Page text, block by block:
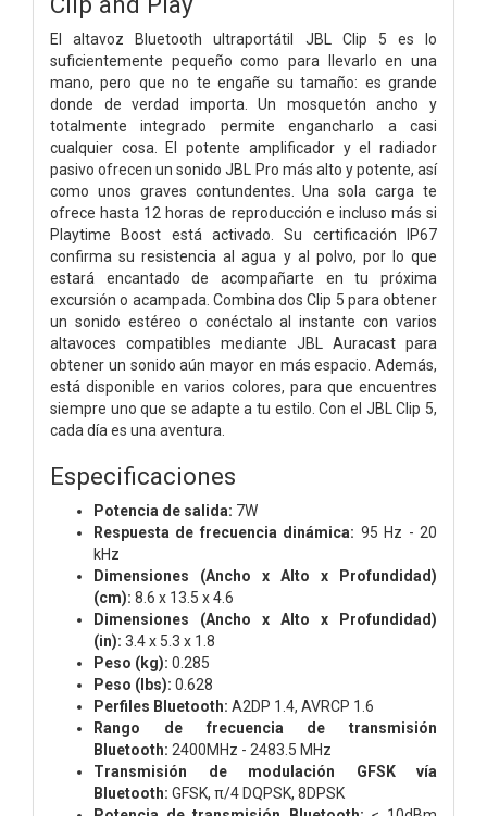
El altavoz Bluetooth ultraportátil JBL Clip 5 es lo
suficientemente pequeño como para llevarlo en una
mano, pero que no te engañe su tamaño: es grande
donde de verdad importa. Un mosquetón ancho y
totalmente integrado permite engancharlo a casi
cualquier cosa. El potente amplificador y el radiador
pasivo ofrecen un sonido JBL Pro más alto y potente, así
como unos graves contundentes. Una sola carga te
ofrece hasta 12 horas de reproducción e incluso más si
Playtime Boost está activado. Su certificación IP67
confirma su resistencia al agua y al polvo, por lo que
estará encantado de acompañarte en tu próxima
excursión o acampada. Combina dos Clip 5 para obtener
un sonido estéreo o conéctalo al instante con varios
altavoces compatibles mediante JBL Auracast para
obtener un sonido aún mayor en más espacio. Además,
está disponible en varios colores, para que encuentres
siempre uno que se adapte a tu estilo. Con el JBL Clip 5,
cada día es una aventura.
Especificaciones
Potencia de salida: 7W
Respuesta de frecuencia dinámica: 95 Hz - 20
kHz
Dimensiones (Ancho x Alto x Profundidad)
(cm): 8.6 x 13.5 x 4.6
Dimensiones (Ancho x Alto x Profundidad)
(in): 3.4 x 5.3 x 1.8
Peso (kg): 0.285
Peso (lbs): 0.628
Perfiles Bluetooth: A2DP 1.4, AVRCP 1.6
Rango de frecuencia de transmisión
Bluetooth: 2400MHz - 2483.5 MHz
Transmisión de modulación GFSK vía
Bluetooth: GFSK, π/4 DQPSK, 8DPSK